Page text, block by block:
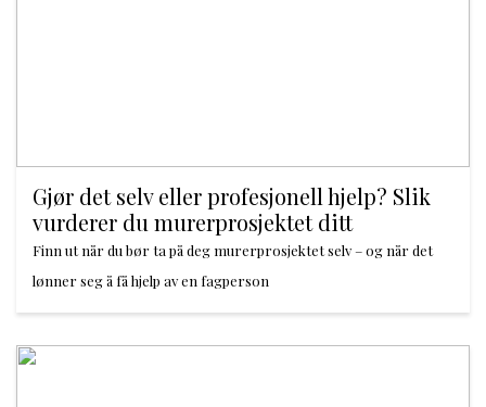
Gjør det selv eller profesjonell hjelp? Slik
vurderer du murerprosjektet ditt
Finn ut når du bør ta på deg murerprosjektet selv – og når det
lønner seg å få hjelp av en fagperson